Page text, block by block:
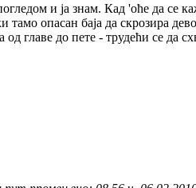
и ја знам. Кад 'оће да се
тамо опасан баја да скрозира
од главе до пете - трудећи се да